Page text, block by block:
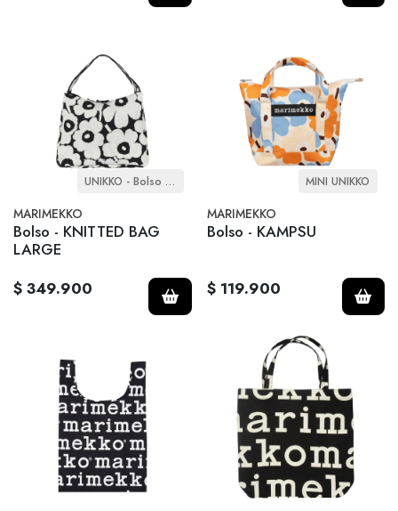
UNIKKO - Bolso de Hombro
MARIMEKKO
Bolso - KNITTED BAG
LARGE
$ 349.900
MINI UNIKKO
MARIMEKKO
Bolso - KAMPSU
$ 119.900